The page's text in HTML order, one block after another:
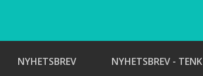
NYHETSBREV NYHETSBREV - TENK